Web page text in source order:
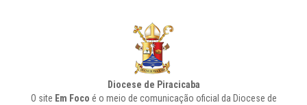
Diocese de Piracicaba
O site Em Foco é o meio de comunicação oficial da Diocese de